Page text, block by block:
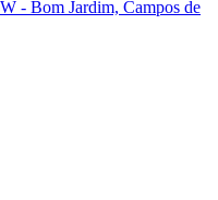
- Bom Jardim, Campos de